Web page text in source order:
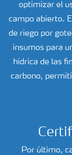
optimizar el
campo abierto.
de riego por
insumos para
hídrica de las
carbono,
Por último,